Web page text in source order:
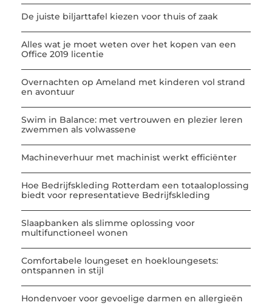
De juiste biljarttafel kiezen voor thuis of zaak
Alles wat je moet weten over het kopen van een
Office 2019 licentie
Overnachten op Ameland met kinderen vol strand
en avontuur
Swim in Balance: met vertrouwen en plezier leren
zwemmen als volwassene
Machineverhuur met machinist werkt efficiënter
Hoe Bedrijfskleding Rotterdam een totaaloplossing
biedt voor representatieve Bedrijfskleding
Slaapbanken als slimme oplossing voor
multifunctioneel wonen
Comfortabele loungeset en hoekloungesets:
ontspannen in stijl
Hondenvoer voor gevoelige darmen en allergieën